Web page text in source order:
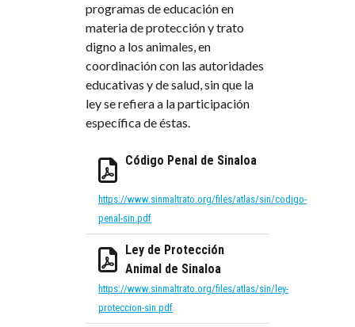
programas de educación en
materia de protección y trato
digno a los animales, en
coordinación con las autoridades
educativas y de salud, sin que la
ley se refiera a la participación
específica de éstas.
Código Penal de Sinaloa
https://www.sinmaltrato.org/files/atlas/sin/codigo-
penal-sin.pdf
Ley de Protección
Animal de Sinaloa
https://www.sinmaltrato.org/files/atlas/sin/ley-
proteccion-sin.pdf